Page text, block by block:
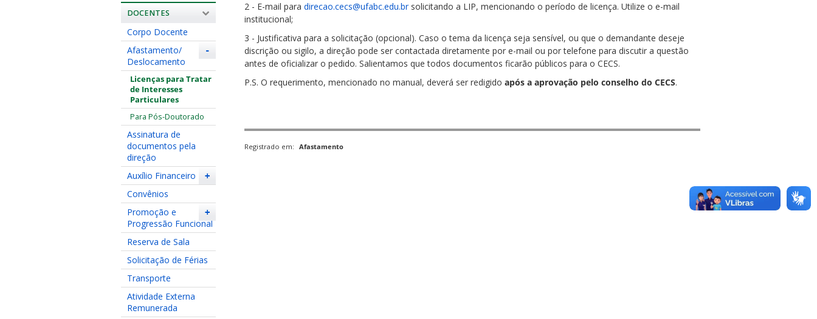
DOCENTES
Corpo Docente
-
Afastamento/
Deslocamento
Licenças para Tratar
de Interesses
Particulares
Para Pós-Doutorado
Assinatura de
documentos pela
direção
+
Auxílio Financeiro
Convênios
+
Promoção e
Progressão Funcional
Reserva de Sala
Solicitação de Férias
Transporte
Atividade Externa
Remunerada
2 - E-mail para direcao.cecs@ufabc.edu.brsolicitando a LIP, mencionando o período de licença. Utilize o e-mail
institucional;
3 - Justificativa para a solicitação (opcional). Caso o tema da licença seja sensível, ou que o demandante deseje
discrição ou sigilo, a direção pode ser contactada diretamente por e-mail ou por telefone para discutir a questão
antes de oficializar o pedido. Salientamos que todos documentos ficarão públicos para o CECS.
P.S. O requerimento, mencionado no manual, deverá ser redigido após a aprovação pelo conselho do CECS.
Registrado em: Afastamento